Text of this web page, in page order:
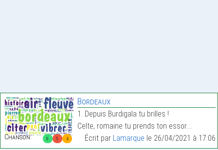
8 5 4
Chanson:
Bordeaux
1. Depuis Burdigala tu brilles !
Celte, romaine tu prends ton essor.…
Écrit par Lamarque le 26/04/2021 à 17:06